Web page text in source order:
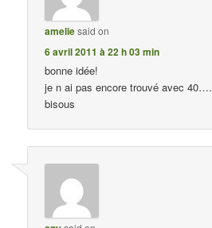
ameliesaid on
6 avril 2011 à 22 h 03 min
bonne idée!
je n ai pas encore trouvé avec 40….
bisous